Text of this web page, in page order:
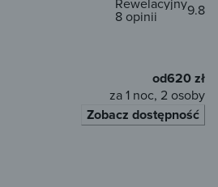
9.8
Rewelacyjny
8 opinii
od620 zł
za 1 noc, 2 osoby
Zobacz dostępność